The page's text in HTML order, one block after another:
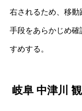
右されるため、移
手段をあらかじめ
すめする。
岐阜 中津川